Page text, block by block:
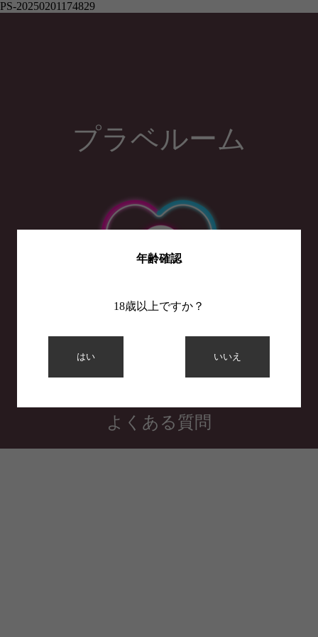
年齢確認
18歳以上ですか？
はい いいえ
PS-20250201174829
プラベルーム
利用規約
プライバシーポリシー
よくある質問